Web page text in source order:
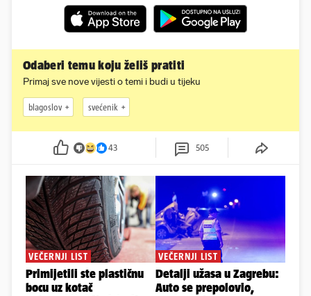
Odaberi temu koju želiš pratiti
Primaj sve nove vijesti o temi i budi u tijeku
blagoslov svećenik
43 505